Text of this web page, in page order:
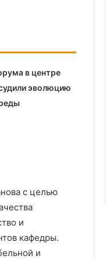
в центре
эволюцию
с целью
и
кафедры.
и